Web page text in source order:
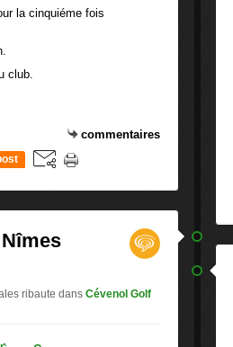
la cinquiéme fois
club.
commentaires
ribaute dans Cévenol Golf